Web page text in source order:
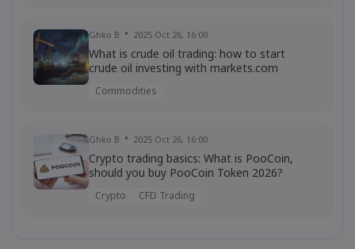
Ghko B 2025 Oct 26, 16:00
What is crude oil trading: how to start
crude oil investing with markets.com
Commodities
Ghko B 2025 Oct 26, 16:00
Crypto trading basics: What is PooCoin,
should you buy PooCoin Token 2026?
Crypto CFD Trading